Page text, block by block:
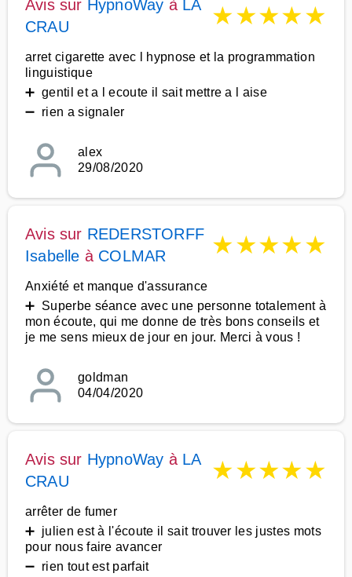
Avis sur HypnoWay à LA
CRAU
★★★★★
arret cigarette avec l hypnose et la programmation
linguistique
➕ gentil et a l ecoute il sait mettre a l aise
➖ rien a signaler
alex
29/08/2020
Avis sur REDERSTORFF
Isabelle à COLMAR ★★★★★
Anxiété et manque d'assurance
➕ Superbe séance avec une personne totalement à
mon écoute, qui me donne de très bons conseils et
je me sens mieux de jour en jour. Merci à vous !
goldman
04/04/2020
Avis sur HypnoWay à LA
CRAU
★★★★★
arrêter de fumer
➕ julien est à l'écoute il sait trouver les justes mots
pour nous faire avancer
➖ rien tout est parfait